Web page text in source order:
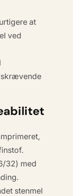
at
ved
32) med
stenmel